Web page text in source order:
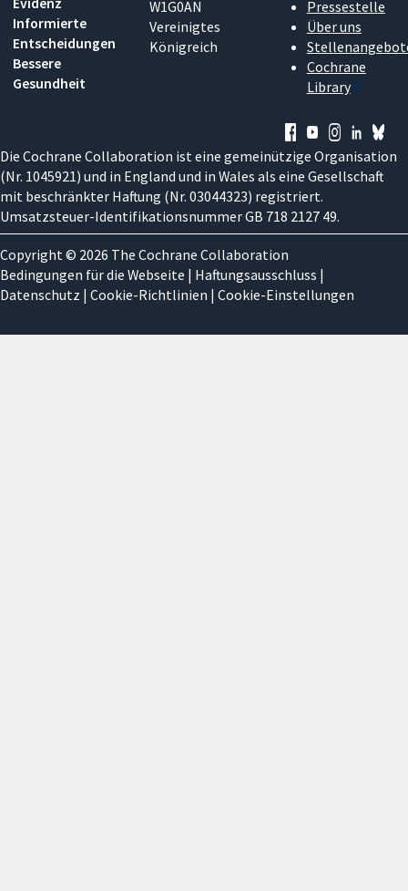
Informierte
Entscheidungen
Bessere
Gesundheit
W1G0AN
Vereinigtes
Königreich
Pressestelle
Über uns
Cochrane
Library
Die Cochrane Collaboration ist eine gemeinützige Organisation
(Nr. 1045921) und in England und in Wales als eine Gesellschaft
mit beschränkter Haftung (Nr. 03044323) registriert.
Umsatzsteuer-Identifikationsnummer GB 718 2127 49.
Copyright © 2026 The Cochrane Collaboration
Bedingungen für die Webseite | Haftungsausschluss |
Datenschutz | Cookie-Richtlinien | Cookie-Einstellungen